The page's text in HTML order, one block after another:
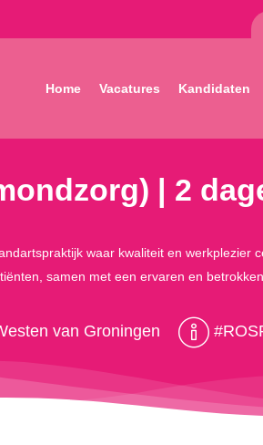
Home Vacatures Kandidaten
| 2
waar kwaliteit en
samen met een ervaren en betrokken
van Groningen